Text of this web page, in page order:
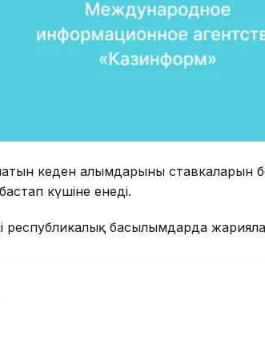
кеден алымдарының ставкаларын
күшіне енеді.
республикалық басылымдарда